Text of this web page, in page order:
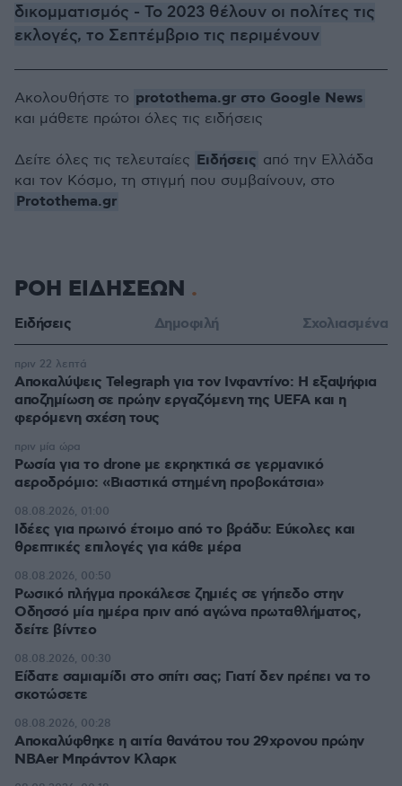
δικομματισμός - Το 2023 θέλουν οι πολίτες τις
εκλογές, το Σεπτέμβριο τις περιμένουν
Ακολουθήστε το protothema.gr στο Google News
και μάθετε πρώτοι όλες τις ειδήσεις
Δείτε όλες τις τελευταίες Ειδήσεις από την Ελλάδα
και τον Κόσμο, τη στιγμή που συμβαίνουν, στο
Protothema.gr
ΡΟΗ ΕΙΔΗΣΕΩΝ
Ειδήσεις Δημοφιλή Σχολιασμένα
Αποκαλύψεις Telegraph για τον Ινφαντίνο: Η εξαψήφια
αποζημίωση σε πρώην εργαζόμενη της UEFA και η
φερόμενη σχέση τους
πριν 22 λεπτά
Ρωσία για το drone με εκρηκτικά σε γερμανικό
αεροδρόμιο: «Βιαστικά στημένη προβοκάτσια»
πριν μία ώρα
Ιδέες για πρωινό έτοιμο από το βράδυ: Εύκολες και
θρεπτικές επιλογές για κάθε μέρα
08.08.2026, 01:00
Ρωσικό πλήγμα προκάλεσε ζημιές σε γήπεδο στην
Οδησσό μία ημέρα πριν από αγώνα πρωταθλήματος,
δείτε βίντεο
08.08.2026, 00:50
Είδατε σαμιαμίδι στο σπίτι σας; Γιατί δεν πρέπει να το
σκοτώσετε
08.08.2026, 00:30
Αποκαλύφθηκε η αιτία θανάτου του 29χρονου πρώην
NBAer Μπράντον Κλαρκ
08.08.2026, 00:28